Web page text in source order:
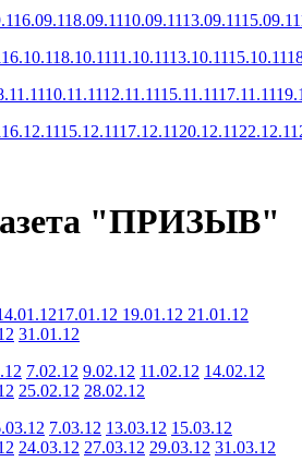
6.09.118.09.1110.09.1113.09.1115.09.11
6.10.118.10.1111.10.1113.10.1115.10.11
10.11.1112.11.1115.11.1117.11.11
6.12.1115.12.1117.12.11 20.12.11 22.12.11
"ПРИЗЫВ"
17.01.12 19.01.12 21.01.12
31.01.12
7.02.12 9.02.12 11.02.12 14.02.12
25.02.12 28.02.12
7.03.12 13.03.12 15.03.12
24.03.12 27.03.12 29.03.12 31.03.12